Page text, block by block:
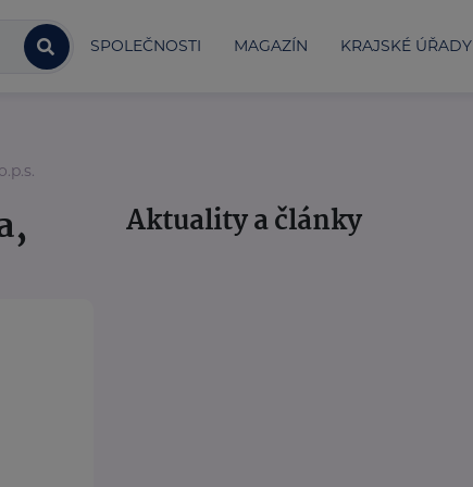
SPOLEČNOSTI MAGAZÍN KRAJSKÉ ÚŘADY
Aktuality a články